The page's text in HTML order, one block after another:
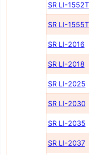
SR LI-1552Т
SR LI-1555Т
SR LI-2016
SR LI-2018
SR LI-2025
SR LI-2030
SR LI-2035
SR LI-2037